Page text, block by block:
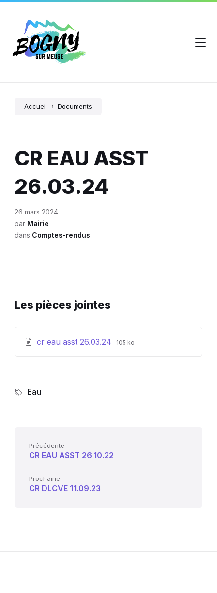
Accueil Documents
CR EAU ASST
26.03.24
26 mars 2024
par Mairie
dans Comptes-rendus
Les pièces jointes
cr eau asst 26.03.24 Extension
Taille
105 ko
Eau
Précédente
CR EAU ASST 26.10.22
Prochaine
CR DLCVE 11.09.23